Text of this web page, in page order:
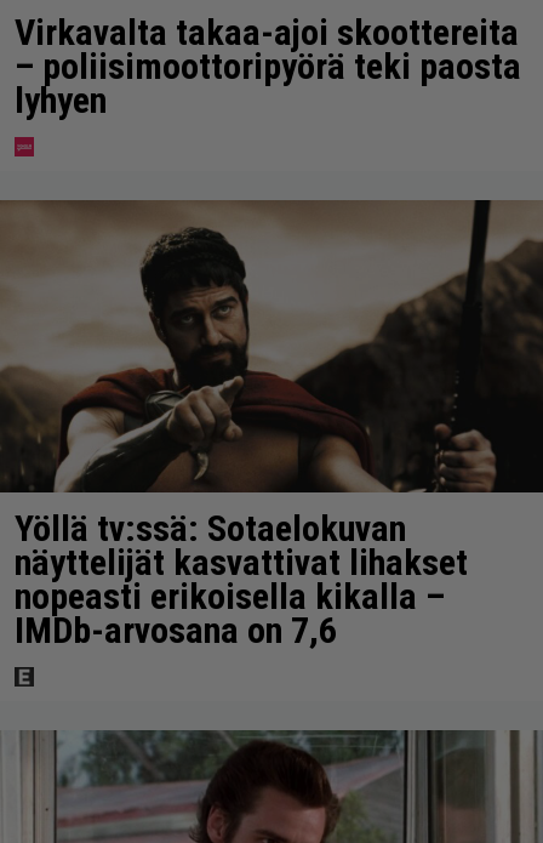
Virkavalta takaa-ajoi skoottereita
– poliisimoottoripyörä teki paosta
lyhyen
Yöllä tv:ssä: Sotaelokuvan
näyttelijät kasvattivat lihakset
nopeasti erikoisella kikalla –
IMDb-arvosana on 7,6